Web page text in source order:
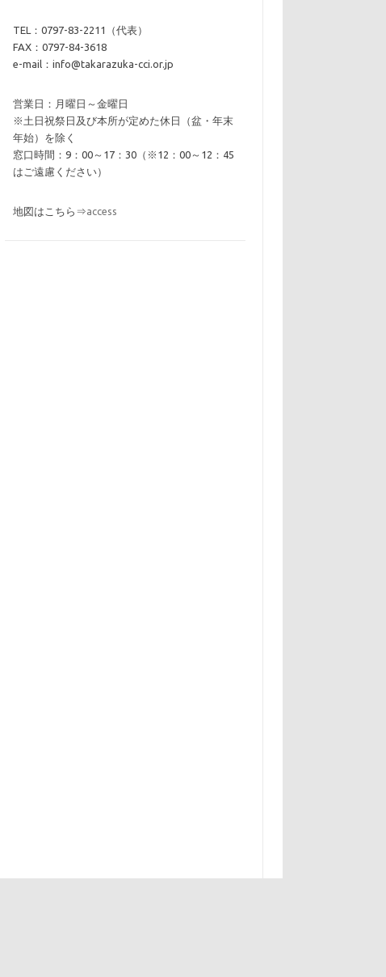
TEL：0797-83-2211（代表）
FAX：0797-84-3618
e-mail：info@takarazuka-cci.or.jp
営業日：月曜日～金曜日
※土日祝祭日及び本所が定めた休日（盆・年末
年始）を除く
窓口時間：9：00～17：30（※12：00～12：45
はご遠慮ください）
地図はこちら⇒access